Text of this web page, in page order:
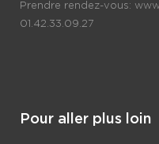
Prendre rendez-vous:
01.42.33.09.27
Pour aller plus loin